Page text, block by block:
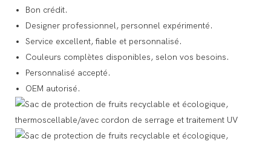
Bon crédit.
Designer professionnel, personnel expérimenté.
Service excellent, fiable et personnalisé.
Couleurs complètes disponibles, selon vos besoins.
Personnalisé accepté.
OEM autorisé.